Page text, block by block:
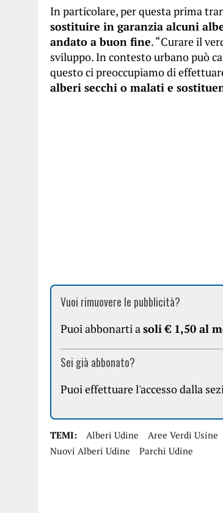
In particolare, per questa prima
sostituire in garanzia alcuni
andato a buon fine. “Curare il
sviluppo. In contesto urbano può
questo ci preoccupiamo di
alberi secchi o malati e
Vuoi rimuovere le pubblicità?
Puoi abbonarti asoli € 1,50 al
Sei già abbonato?
Puoi effettuare l'accesso dalla
TEMI: Alberi Udine Aree Verdi Usine
Nuovi Alberi Udine
Parchi Udine